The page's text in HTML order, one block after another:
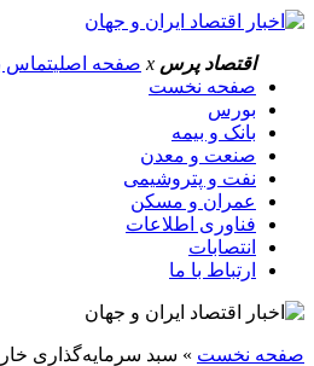
اقتصاد پرس x صفحه اصلیتماس
صفحه نخست
بورس
بانک و بیمه
صنعت و معدن
نفت و پتروشیمی
عمران و مسکن
فناوری اطلاعات
انتصابات
ارتباط با ما
صفحه نخست » سبد سرمایه‌گذاری